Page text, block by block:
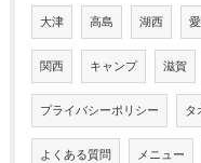
大津 高島 湖西
関西 キャンプ 滋賀
プライバシーポリシー タ
よくある質問 メニュー